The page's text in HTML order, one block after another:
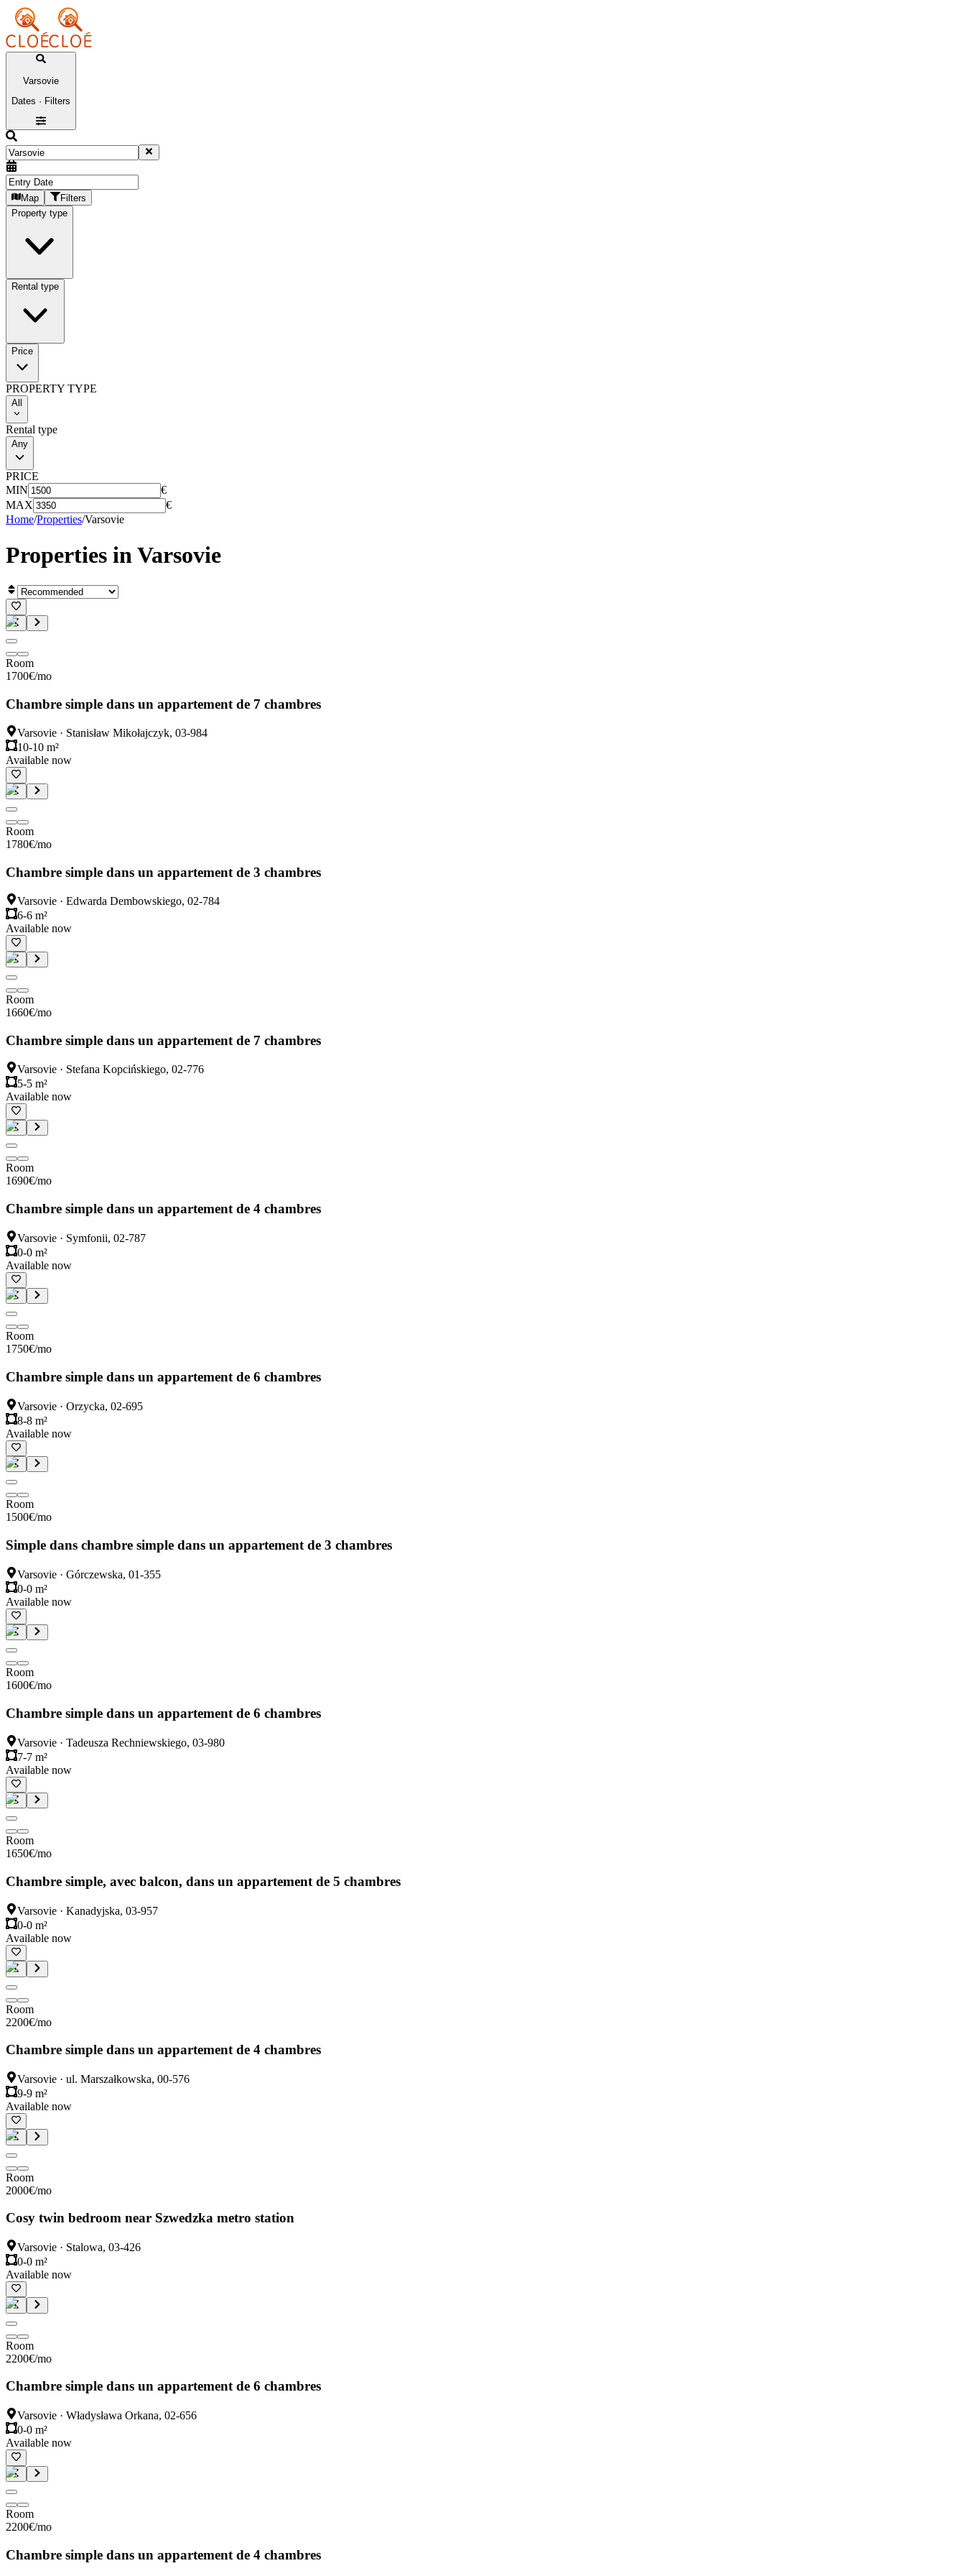
Varsovie
Dates · Filters
Map
Filters
Property type
Rental type
Price
PROPERTY TYPE
All
Rental type
Any
PRICE
MIN
€
MAX
€
Home/Properties/Varsovie
Properties in Varsovie
Room
1700€/mo
Chambre simple dans un appartement de 7 chambres
Varsovie · Stanisław Mikołajczyk, 03-984
10-10 m²
Available now
Room
1780€/mo
Chambre simple dans un appartement de 3 chambres
Varsovie · Edwarda Dembowskiego, 02-784
6-6 m²
Available now
Room
1660€/mo
Chambre simple dans un appartement de 7 chambres
Varsovie · Stefana Kopcińskiego, 02-776
5-5 m²
Available now
Room
1690€/mo
Chambre simple dans un appartement de 4 chambres
Varsovie · Symfonii, 02-787
0-0 m²
Available now
Room
1750€/mo
Chambre simple dans un appartement de 6 chambres
Varsovie · Orzycka, 02-695
8-8 m²
Available now
Room
1500€/mo
Simple dans chambre simple dans un appartement de 3 chambres
Varsovie · Górczewska, 01-355
0-0 m²
Available now
Room
1600€/mo
Chambre simple dans un appartement de 6 chambres
Varsovie · Tadeusza Rechniewskiego, 03-980
7-7 m²
Available now
Room
1650€/mo
Chambre simple, avec balcon, dans un appartement de 5 chambres
Varsovie · Kanadyjska, 03-957
0-0 m²
Available now
Room
2200€/mo
Chambre simple dans un appartement de 4 chambres
Varsovie · ul. Marszałkowska, 00-576
9-9 m²
Available now
Room
2000€/mo
Cosy twin bedroom near Szwedzka metro station
Varsovie · Stalowa, 03-426
0-0 m²
Available now
Room
2200€/mo
Chambre simple dans un appartement de 6 chambres
Varsovie · Władysława Orkana, 02-656
0-0 m²
Available now
Room
2200€/mo
Chambre simple dans un appartement de 4 chambres